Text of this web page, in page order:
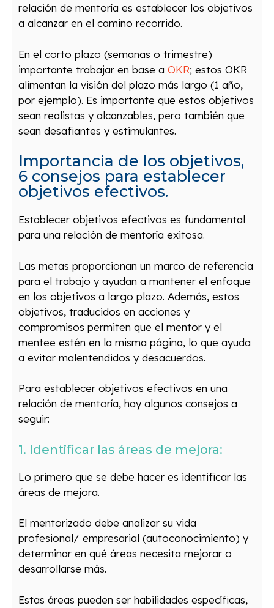
relación de mentoría es establecer los objetivos
a alcanzar en el camino recorrido.
En el corto plazo (semanas o trimestre)
importante trabajar en base a OKR; estos OKR
alimentan la visión del plazo más largo (1 año,
por ejemplo). Es importante que estos objetivos
sean realistas y alcanzables, pero también que
sean desafiantes y estimulantes.
Importancia de los objetivos,
6 consejos para establecer
objetivos efectivos.
Establecer objetivos efectivos es fundamental
para una relación de mentoría exitosa.
Las metas proporcionan un marco de referencia
para el trabajo y ayudan a mantener el enfoque
en los objetivos a largo plazo. Además, estos
objetivos, traducidos en acciones y
compromisos permiten que el mentor y el
mentee estén en la misma página, lo que ayuda
a evitar malentendidos y desacuerdos.
Para establecer objetivos efectivos en una
relación de mentoría, hay algunos consejos a
seguir:
1. Identificar las áreas de mejora:
Lo primero que se debe hacer es identificar las
áreas de mejora.
El mentorizado debe analizar su vida
profesional/ empresarial (autoconocimiento) y
determinar en qué áreas necesita mejorar o
desarrollarse más.
Estas áreas pueden ser habilidades específicas,